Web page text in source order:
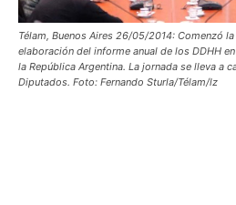
Télam, Buenos Aires 26/05/2014: Comenzó
elaboración del informe anual de los DDHH
la República Argentina. La jornada se lleva a
Diputados. Foto: Fernando Sturla/Télam/lz